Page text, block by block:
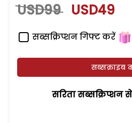
USD99 USD49
सब्सक्रिप्शन गिफ्ट करें
सब्सक्राइब
सरिता सब्सक्रिप्शन